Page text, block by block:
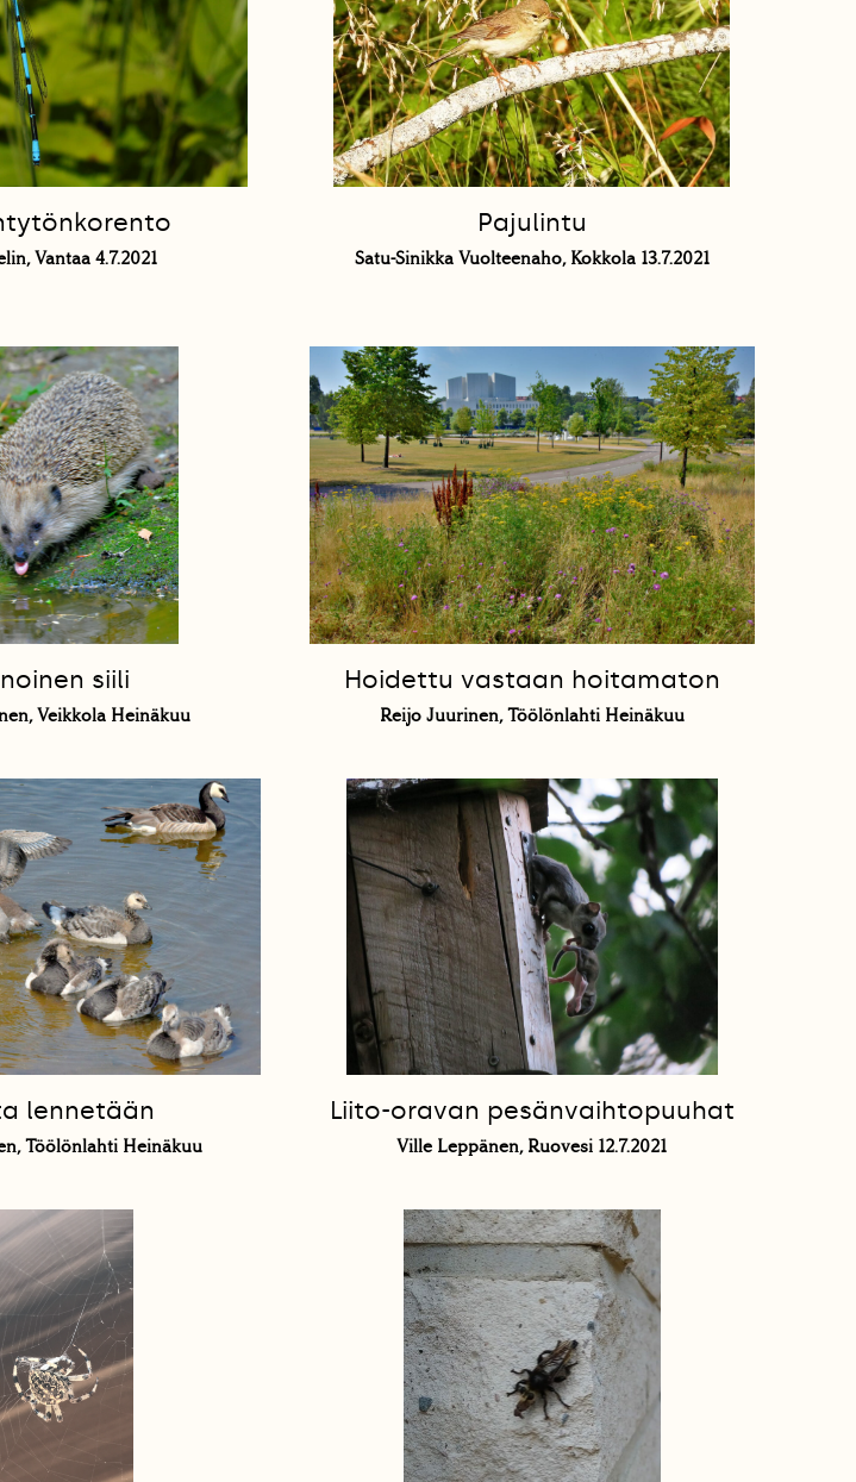
Vantaa 4.7.2021
Pajulintu
Satu-Sinikka Vuolteenaho, Kokkola 13.7.2021
siili
Veikkola Heinäkuu
Hoidettu vastaan hoitamaton
Reijo Juurinen, Töölönlahti Heinäkuu
lennetään
Töölönlahti Heinäkuu
Liito-oravan pesänvaihtopuuhat
Ville Leppänen, Ruovesi 12.7.2021